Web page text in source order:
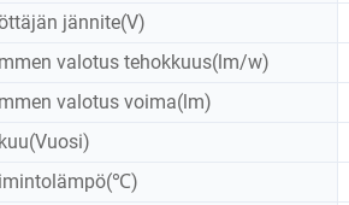
jännite(V)
valotus tehokkuus(lm/w)
valotus voima(lm)